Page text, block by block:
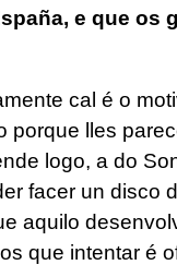
e que os
cal é o
porque lles
logo, a do
facer un disco
aquilo
que intentar é